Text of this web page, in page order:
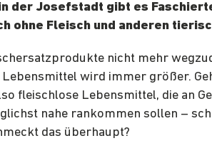
der Josefstadt gibt es
ohne Fleisch und anderen
nicht mehr
wird immer größer.
fleischlose Lebensmittel, die an
nahe rankommen sollen –
das überhaupt?